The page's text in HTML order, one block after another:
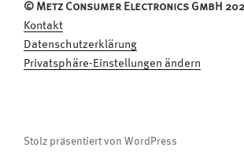
© Metz Consumer Electronics GmbH
Kontakt
Datenschutzerklärung
Privatsphäre-Einstellungen ändern
Stolz präsentiert von WordPress